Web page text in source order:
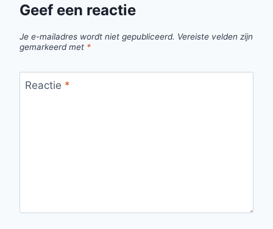
Geef een reactie
Je e-mailadres wordt niet gepubliceerd. Vereiste velden zijn
gemarkeerd met *
Reactie *